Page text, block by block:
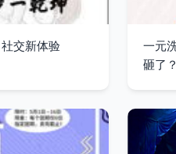
交新体验
一元
砸了？